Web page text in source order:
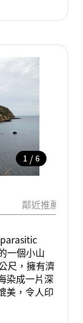
1 / 6
鄰近推薦景點
一個小山
尺，擁有濟
染成一片深
美，令人印